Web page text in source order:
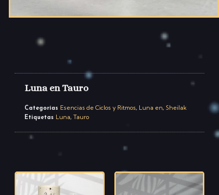
Luna en Tauro
Categorías Esencias de Ciclos y Ritmos, Luna en, Sheilak
Etiquetas Luna, Tauro